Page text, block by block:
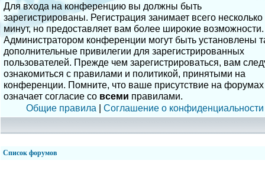
Для входа на конференцию вы должны быть
зарегистрированы. Регистрация занимает всего несколько
минут, но предоставляет вам более широкие возможности.
Администратором конференции могут быть установлены
дополнительные привилегии для зарегистрированных
пользователей. Прежде чем зарегистрироваться, вам
ознакомиться с правилами и политикой, принятыми на
конференции. Помните, что ваше присутствие на форумах
означает согласие со всеми правилами.
Общие правила | Соглашение о конфиденциальности
Список форумов